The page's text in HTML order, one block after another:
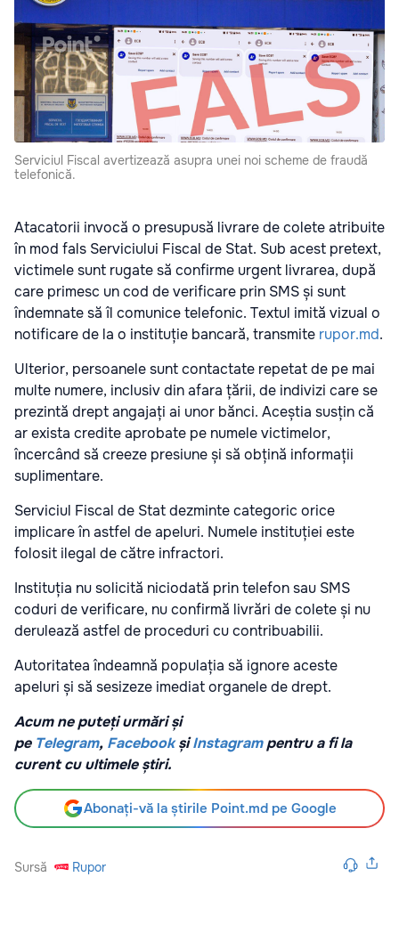
Serviciul Fiscal avertizează asupra unei noi scheme de fraudă
telefonică.
Atacatorii invocă o presupusă livrare de colete atribuite
în mod fals Serviciului Fiscal de Stat. Sub acest pretext,
victimele sunt rugate să confirme urgent livrarea, după
care primesc un cod de verificare prin SMS și sunt
îndemnate să îl comunice telefonic. Textul imită vizual o
notificare de la o instituție bancară, transmite rupor.md.
Ulterior, persoanele sunt contactate repetat de pe mai
multe numere, inclusiv din afara țării, de indivizi care se
prezintă drept angajați ai unor bănci. Aceștia susțin că
ar exista credite aprobate pe numele victimelor,
încercând să creeze presiune și să obțină informații
suplimentare.
Serviciul Fiscal de Stat dezminte categoric orice
implicare în astfel de apeluri. Numele instituției este
folosit ilegal de către infractori.
Instituția nu solicită niciodată prin telefon sau SMS
coduri de verificare, nu confirmă livrări de colete și nu
derulează astfel de proceduri cu contribuabilii.
Autoritatea îndeamnă populația să ignore aceste
apeluri și să sesizeze imediat organele de drept.
Acum ne puteți urmări și
pe Telegram, Facebook șiInstagrampentru a fi la
curent cu ultimele știri.
Abonați-vă la știrile Point.md pe Google
Sursă Rupor